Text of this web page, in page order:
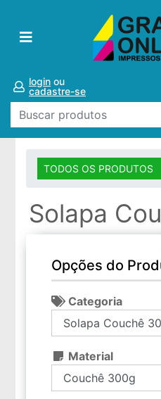
login ou
cadastre-se
TODOS OS PRODUTOS
Solapa
Opções do
Categoria
Material